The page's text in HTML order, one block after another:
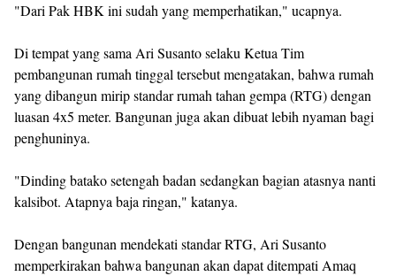
"Dari Pak HBK ini sudah yang memperhatikan," ucapnya.
Di tempat yang sama Ari Susanto selaku Ketua Tim
pembangunan rumah tinggal tersebut mengatakan, bahwa rumah
yang dibangun mirip standar rumah tahan gempa (RTG) dengan
luasan 4x5 meter. Bangunan juga akan dibuat lebih nyaman bagi
penghuninya.
"Dinding batako setengah badan sedangkan bagian atasnya nanti
kalsibot. Atapnya baja ringan," katanya.
Dengan bangunan mendekati standar RTG, Ari Susanto
memperkirakan bahwa bangunan akan dapat ditempati Amaq